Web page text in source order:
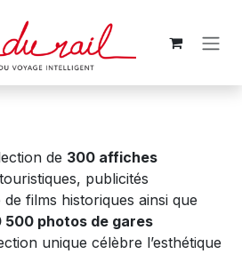
de 300 affiches
publicités
films historiques ainsi que
500 photos de gares
unique célèbre l’esthétique